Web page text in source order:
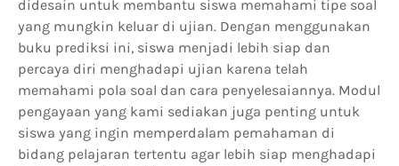
didesain untuk membantu siswa memahami tipe soal
yang mungkin keluar di ujian. Dengan menggunakan
buku prediksi ini, siswa menjadi lebih siap dan
percaya diri menghadapi ujian karena telah
memahami pola soal dan cara penyelesaiannya. Modul
pengayaan yang kami sediakan juga penting untuk
siswa yang ingin memperdalam pemahaman di
bidang pelajaran tertentu agar lebih siap menghadapi